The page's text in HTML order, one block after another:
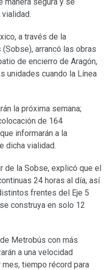
a través de la
arrancó las obras
de encierro de Aragón,
unidades cuando la Línea
la próxima semana;
de 164
informarán a la
dicha vialidad.
de la Sobse, explicó que el
24 horas al día, así
frentes del Eje 5
construya en solo 12
Metrobús con más
a una velocidad
tiempo récord para